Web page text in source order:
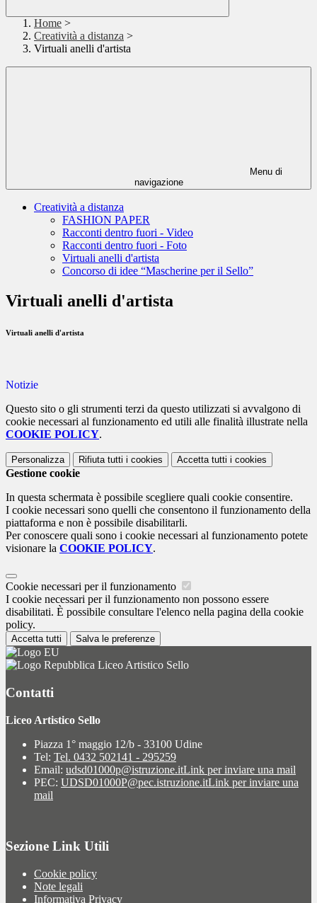
Home >
Creatività a distanza >
Virtuali anelli d'artista
Menu di
navigazione
Creatività a distanza
FASHION PAPER
Racconti dentro fuori - Video
Racconti dentro fuori - Foto
Virtuali anelli d'artista
Concorso di idee “Mascherine per il Sello”
Virtuali anelli d'artista
Virtuali anelli d'artista
Notizie
Questo sito o gli strumenti terzi da questo utilizzati si avvalgono di
cookie necessari al funzionamento ed utili alle finalità illustrate nella
COOKIE POLICY.
Personalizza Rifiuta tutti i cookies Accetta tutti i cookies
Gestione cookie
In questa schermata è possibile scegliere quali cookie consentire.
I cookie necessari sono quelli che consentono il funzionamento della
piattaforma e non è possibile disabilitarli.
Per conoscere quali sono i cookie necessari al funzionamento potete
visionare la COOKIE POLICY.
Cookie necessari per il funzionamento
I cookie necessari per il funzionamento non possono essere
disabilitati. È possibile consultare l'elenco nella pagina della cookie
policy.
Accetta tutti Salva le preferenze
Liceo Artistico Sello
Contatti
Liceo Artistico Sello
Piazza 1° maggio 12/b - 33100 Udine
Tel: Tel. 0432 502141 - 295259
Email: udsd01000p@istruzione.itLink per inviare una mail
PEC: UDSD01000P@pec.istruzione.itLink per inviare una
mail
Sezione Link Utili
Cookie policy
Note legali
Informativa Privacy